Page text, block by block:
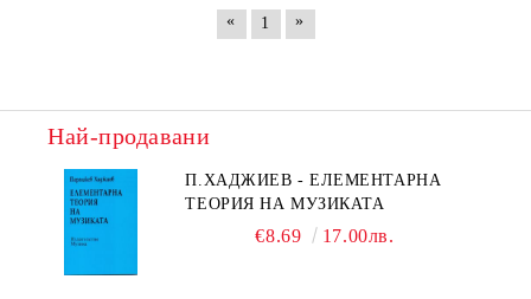
«
1 »
Най-продавани
П.ХАДЖИЕВ - ЕЛЕМЕНТАРНА
ТЕОРИЯ НА МУЗИКАТА
€8.69 17.00лв.